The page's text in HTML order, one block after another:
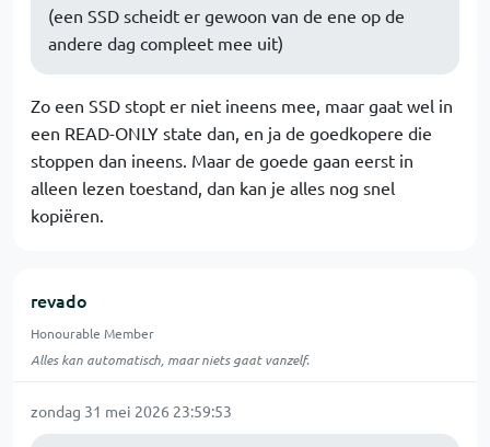
(een SSD scheidt er gewoon van de ene op de
andere dag compleet mee uit)
Zo een SSD stopt er niet ineens mee, maar gaat wel in
een READ-ONLY state dan, en ja de goedkopere die
stoppen dan ineens. Maar de goede gaan eerst in
alleen lezen toestand, dan kan je alles nog snel
kopiëren.
revado
Honourable Member
Alles kan automatisch, maar niets gaat vanzelf.
zondag 31 mei 2026 23:59:53